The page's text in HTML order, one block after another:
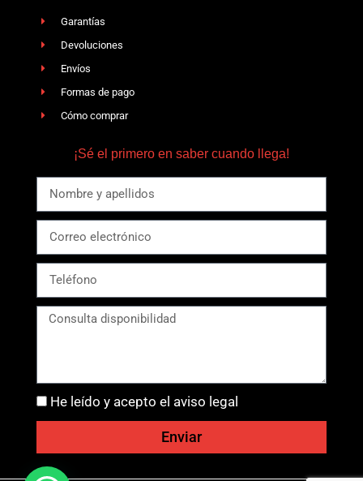
Garantías
Devoluciones
Envíos
Formas de pago
Cómo comprar
¡Sé el primero en saber cuando llega!
He leído y acepto el aviso legal
Enviar